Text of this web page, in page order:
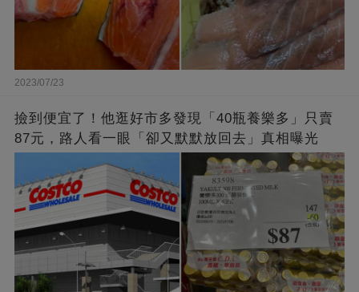
2023/07/23
撿到便宜了！他逛好市多發現「40瓶養樂多」只賣
87元，路人看一眼「卻又默默放回去」真相曝光